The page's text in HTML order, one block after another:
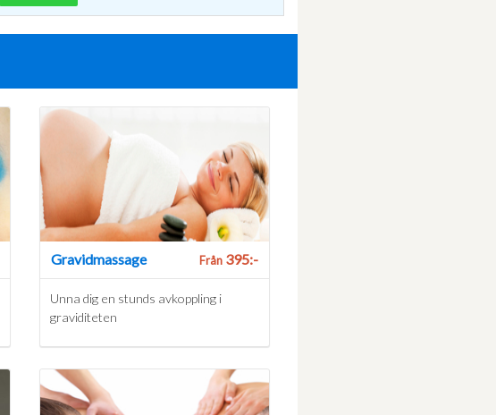
Gravidmassage Från395:-
Unna dig en stunds avkoppling i
graviditeten